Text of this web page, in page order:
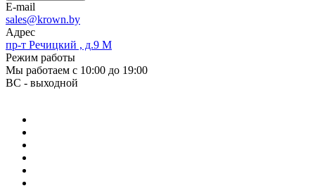
E-mail
sales@krown.by
Адрес
пр-т Речицкий , д.9 М
Режим работы
Мы работаем с 10:00 до 19:00
ВС - выходной